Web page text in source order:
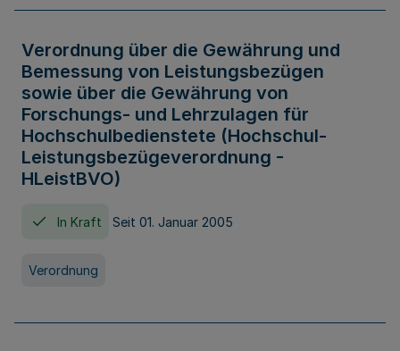
Verordnung über die Gewährung und
Bemessung von Leistungsbezügen
sowie über die Gewährung von
Forschungs- und Lehrzulagen für
Hochschulbedienstete (Hochschul-
Leistungsbezügeverordnung -
HLeistBVO)
In Kraft Seit 01. Januar 2005
Verordnung